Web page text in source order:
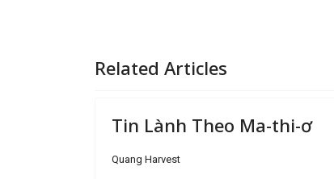
Related Articles
Tin Lành Theo Ma-thi-ơ
Quang Harvest